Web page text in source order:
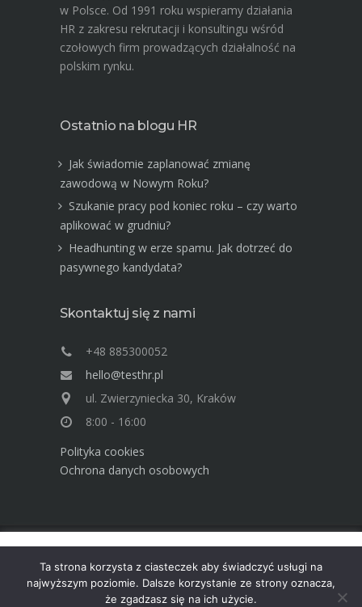
w Polsce. Od 1991 roku wspieramy działania
HR z zakresu rekrutacji i konsultingu wśród
czołowych firm prowadzących działalność na
polskim rynku.
Ostatnio na blogu HR
Jak świadomie zaplanować zmianę
zawodową w Nowym Roku?
Szukanie pracy pod koniec roku – czy warto
aplikować w grudniu?
Headhunting w erze spamu. Jak dotrzeć do
pasywnego kandydata?
Skontaktuj się z nami
+48 885300052
hello@testhr.pl
ul. Zwierzyniecka 30, Kraków
8:00 - 16:00
Polityka cookies
Ochrona danych osobowych
Advisory Group TEST Human Resources ©
2025
używania. Korzystając ze strony wyrażasz zgodę na używanie
cookies, zgodnie z aktualnymi ustawieniami przeglądarki.
Ta strona korzysta z ciasteczek aby świadczyć usługi na
najwyższym poziomie. Dalsze korzystanie ze strony oznacza,
że zgadzasz się na ich użycie.